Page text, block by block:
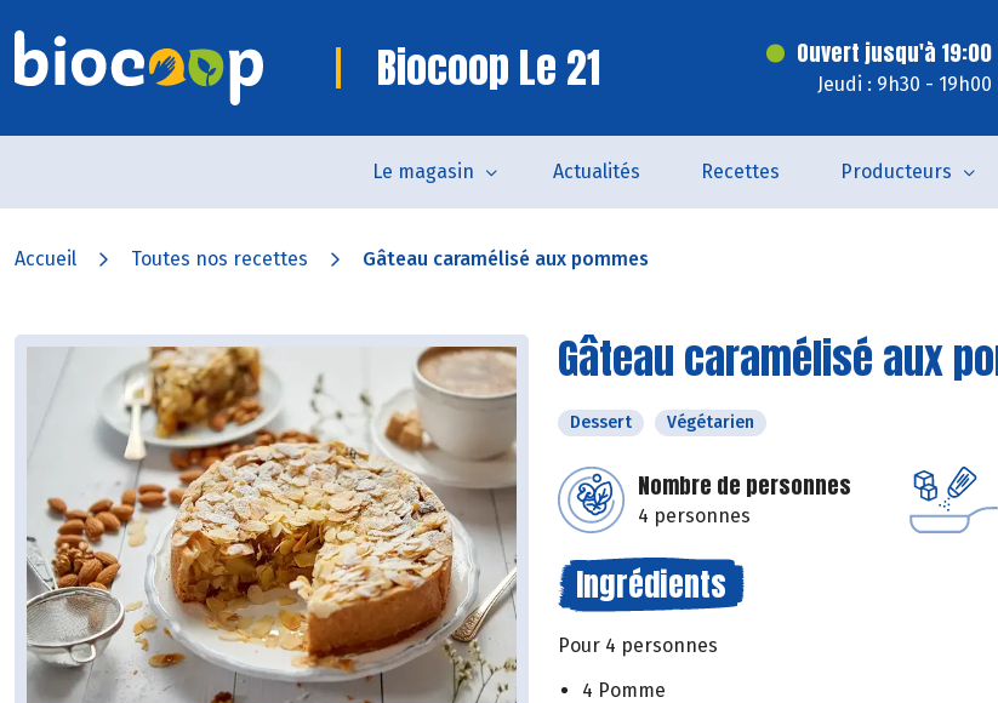
Biocoop Le 21 Ouvert jusqu'à 19:00
Jeudi : 9h30 - 19h00
Le magasin Actualités Recettes Producteurs
Accueil Toutes nos recettes Gâteau caramélisé aux pommes
Gâteau caramélisé aux
Dessert Végétarien
Nombre de personnes
4 personnes
Ingrédients
Pour 4 personnes
4 Pomme